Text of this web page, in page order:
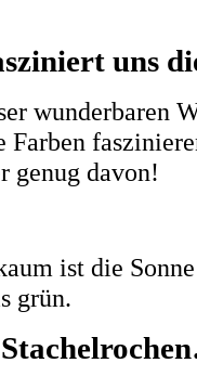
uns
wunderbaren
genug davon!
ist die
grün.